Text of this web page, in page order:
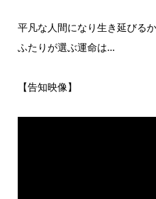
平凡な人間になり生き延びる
ふたりが選ぶ運命は…
【告知映像】